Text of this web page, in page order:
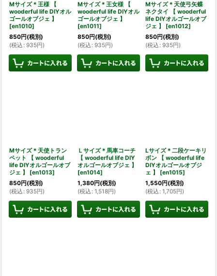
Mサイズ＊王様 【
wooderful life DIYオル
ゴールオブジェ 】
[en1010]
850円(税別)
(税込 : 935円)
Mサイズ＊王女様 【
wooderful life DIYオル
ゴールオブジェ 】
[en1011]
850円(税別)
(税込 : 935円)
Mサイズ＊天使弓矢蝶
ネクタイ 【 wooderful
life DIYオルゴールオブ
ジェ 】
[en1012]
850円(税別)
(税込 : 935円)
Mサイズ＊天使トラン
ペット 【 wooderful
life DIYオルゴールオブ
ジェ 】
[en1013]
850円(税別)
(税込 : 935円)
Ｌサイズ＊馬車コーチ
【 wooderful life DIY
オルゴールオブジェ 】
[en1014]
1,380円(税別)
(税込 : 1,518円)
Lサイズ＊二段ケーキリ
ボン 【 wooderful life
DIYオルゴールオブジ
ェ 】
[en1015]
1,550円(税別)
(税込 : 1,705円)